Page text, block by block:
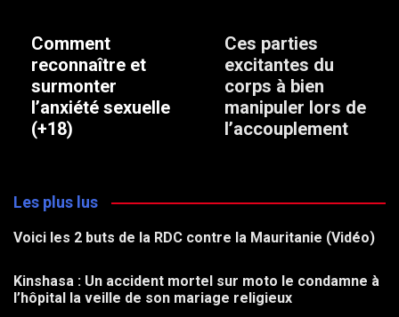
Comment
reconnaître et
surmonter
l’anxiété sexuelle
(+18)
Ces parties
excitantes du
corps à bien
manipuler lors de
l’accouplement
Les plus lus
Voici les 2 buts de la RDC contre la Mauritanie (Vidéo)
Kinshasa : Un accident mortel sur moto le condamne à
l’hôpital la veille de son mariage religieux